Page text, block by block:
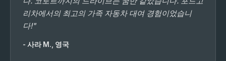
리차에서의 최고의 가족 자동차 대여 경험이었습니
다!"
- 사라 M., 영국